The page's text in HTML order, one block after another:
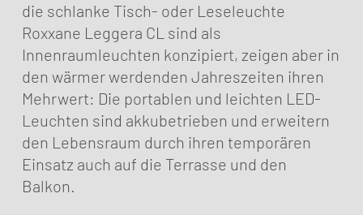
die schlanke Tisch- oder Leseleuchte
Roxxane Leggera CL sind als
Innenraumleuchten konzipiert, zeigen aber in
den wärmer werdenden Jahreszeiten ihren
Mehrwert: Die portablen und leichten LED-
Leuchten sind akkubetrieben und erweitern
den Lebensraum durch ihren temporären
Einsatz auch auf die Terrasse und den
Balkon.